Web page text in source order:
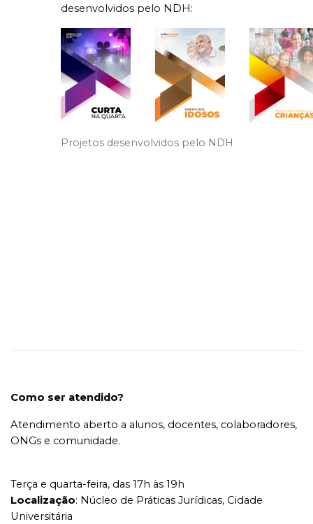
desenvolvidos pelo NDH:
Projetos desenvolvidos pelo NDH
Como ser atendido?
Atendimento aberto a alunos, docentes, colaboradores,
ONGs e comunidade.
Terça e quarta-feira, das 17h às 19h
Localização: Núcleo de Práticas Jurídicas, Cidade
Universitária